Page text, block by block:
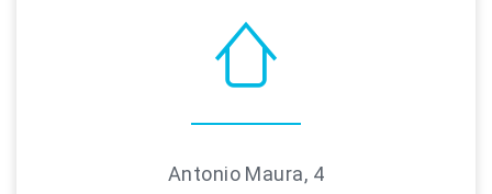
Antonio Maura, 4